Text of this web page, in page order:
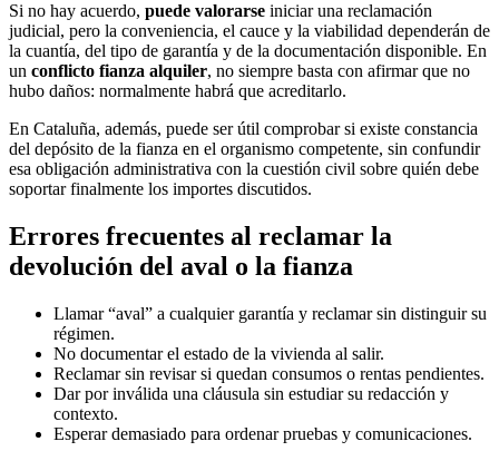
Si no hay acuerdo, puede valorarse iniciar una reclamación
judicial, pero la conveniencia, el cauce y la viabilidad dependerán de
la cuantía, del tipo de garantía y de la documentación disponible. En
un conflicto fianza alquiler, no siempre basta con afirmar que no
hubo daños: normalmente habrá que acreditarlo.
En Cataluña, además, puede ser útil comprobar si existe constancia
del depósito de la fianza en el organismo competente, sin confundir
esa obligación administrativa con la cuestión civil sobre quién debe
soportar finalmente los importes discutidos.
Errores frecuentes al reclamar la
devolución del aval o la fianza
Llamar “aval” a cualquier garantía y reclamar sin distinguir su
régimen.
No documentar el estado de la vivienda al salir.
Reclamar sin revisar si quedan consumos o rentas pendientes.
Dar por inválida una cláusula sin estudiar su redacción y
contexto.
Esperar demasiado para ordenar pruebas y comunicaciones.